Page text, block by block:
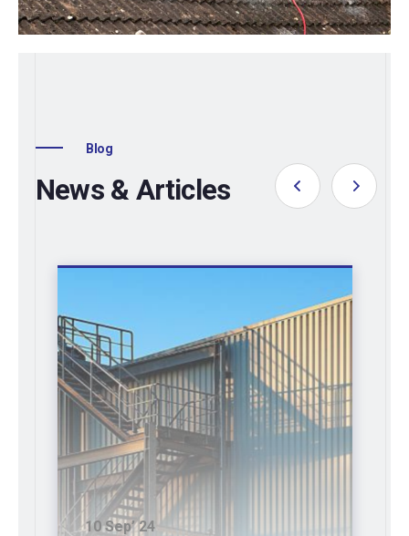
Blog
News & Articles
10 Sep’ 24